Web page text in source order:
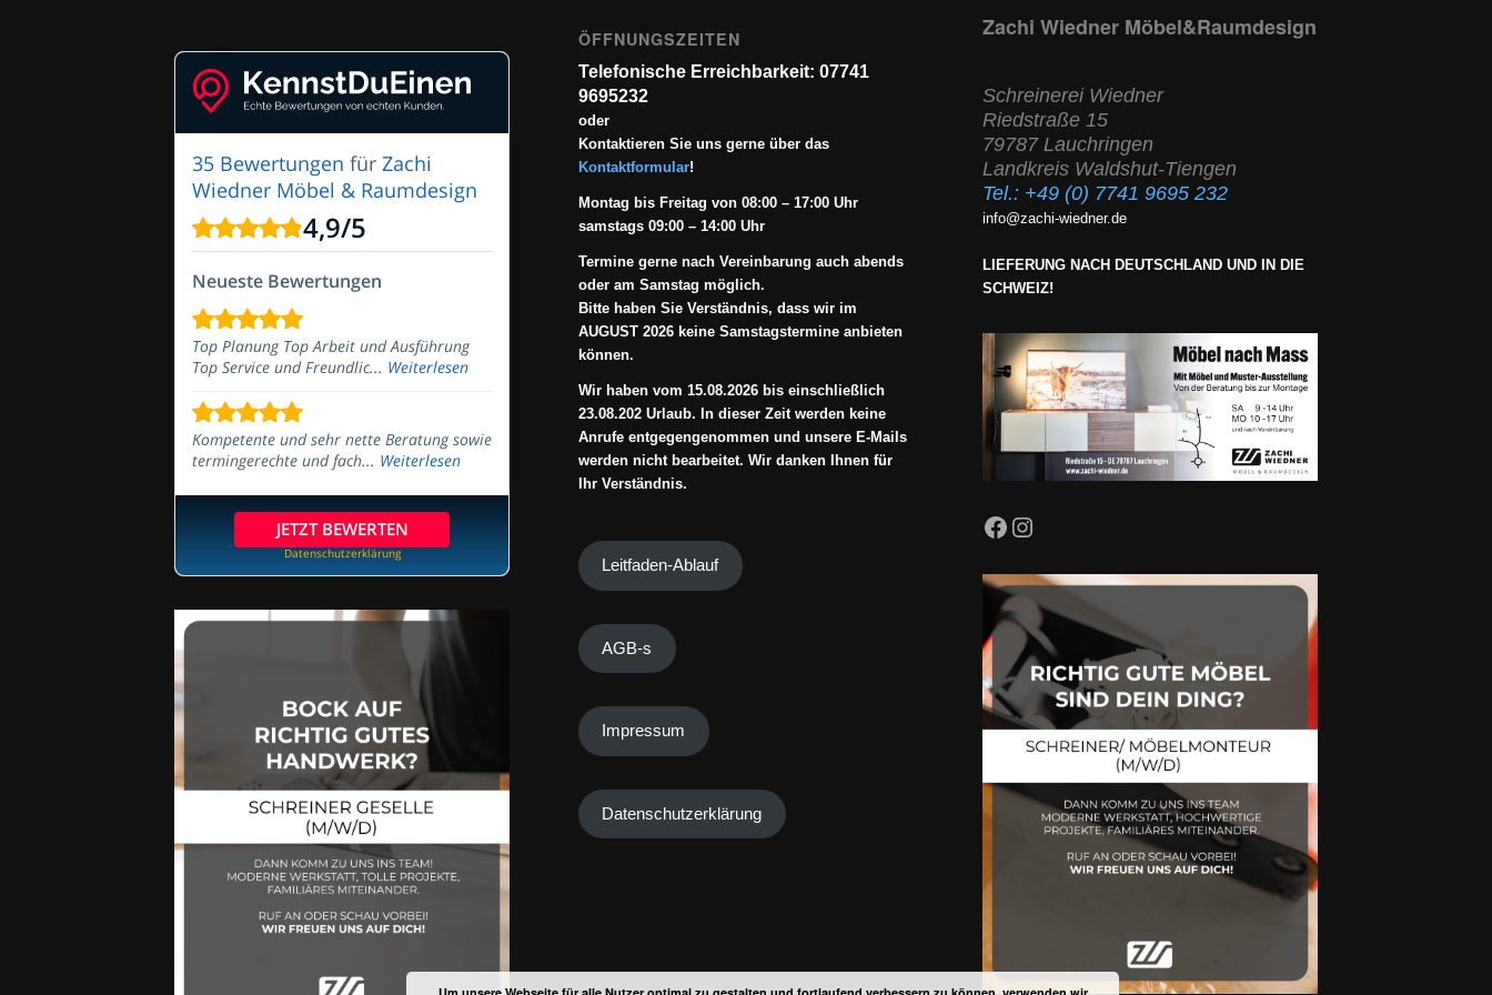
35 Bewertungen für Zachi
Wiedner Möbel & Raumdesign
4,9/5
Neueste Bewertungen
Top Planung Top Arbeit und Ausführung
Top Service und Freundlic... Weiterlesen
Kompetente und sehr nette Beratung sowie
termingerechte und fach... Weiterlesen
JETZT BEWERTEN
Datenschutzerklärung
ÖFFNUNGSZEITEN
Telefonische Erreichbarkeit: 07741
9695232
oder
Kontaktieren Sie uns gerne über das
Kontaktformular!
Montag bis Freitag von 08:00 – 17:00 Uhr
samstags 09:00 – 14:00 Uhr
Termine gerne nach Vereinbarung auch abends
oder am Samstag möglich.
Bitte haben Sie Verständnis, dass wir im
AUGUST 2026 keine Samstagstermine anbieten
können.
Wir haben vom 15.08.2026 bis einschließlich
23.08.202 Urlaub. In dieser Zeit werden keine
Anrufe entgegengenommen und unsere E-Mails
werden nicht bearbeitet. Wir danken Ihnen für
Ihr Verständnis.
Leitfaden-Ablauf
AGB-s
Impressum
Datenschutzerklärung
Zachi Wiedner Möbel&Raumdesign
Schreinerei Wiedner
Riedstraße 15
79787 Lauchringen
Landkreis Waldshut-Tiengen
Tel.: +49 (0) 7741 9695 232
info@zachi-wiedner.de
LIEFERUNG NACH DEUTSCHLAND UND IN DIE
SCHWEIZ!
Facebook
Instagram